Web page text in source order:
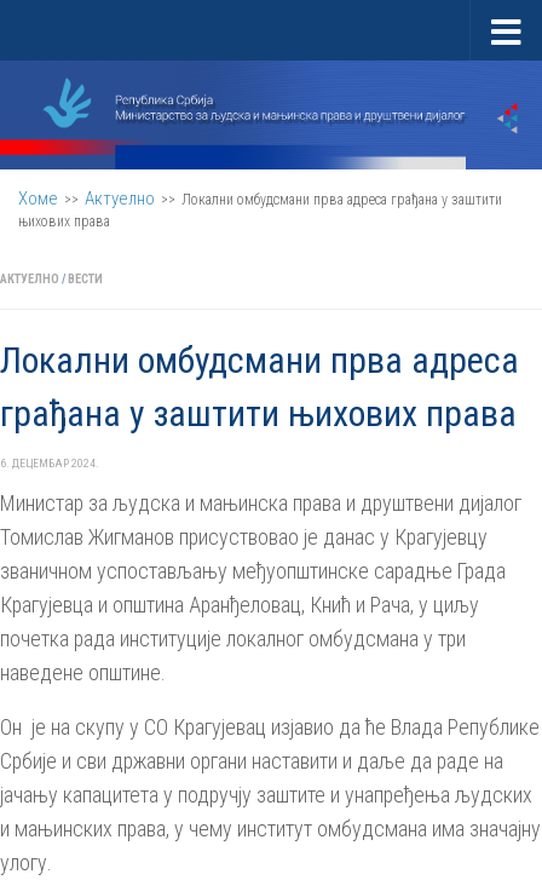
Хоме >> Актуелно >> Локални омбудсмани прва адреса грађана у заштити
њихових права
АКТУЕЛНО /ВЕСТИ
Локални омбудсмани прва адреса
грађана у заштити њихових права
6. ДЕЦЕМБАР 2024.
Министар за људска и мањинска права и друштвени дијалог
Томислав Жигманов присуствовао је данас у Крагујевцу
званичном успостављању међуопштинске сарадње Града
Крагујевца и општина Аранђеловац, Кнић и Рача, у циљу
почетка рада институције локалног омбудсмана у три
наведене општине.
Он је на скупу у СО Крагујевац изјавио да ће Влада Републике
Србије и сви државни органи наставити и даље да раде на
јачању капацитета у подручју заштите и унапређења људских
и мањинских права, у чему институт омбудсмана има значајну
улогу.